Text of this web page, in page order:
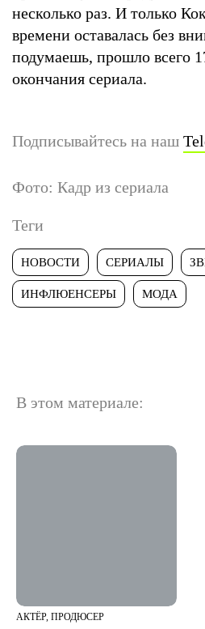
несколько раз. И только
времени оставалась без
подумаешь, прошло всего
окончания сериала.
Подписывайтесь на наш
Фото: Кадр из сериала
Теги
НОВОСТИ СЕРИАЛЫ
ИНФЛЮЕНСЕРЫ МОДА
В этом материале:
АКТЁР, ПРОДЮСЕР